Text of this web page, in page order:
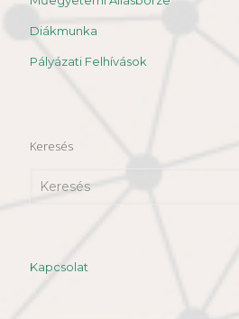
Diákmunka
Pályázati Felhívások
Keresés
Kapcsolat